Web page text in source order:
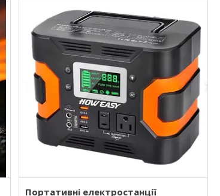
Портативні електростанції